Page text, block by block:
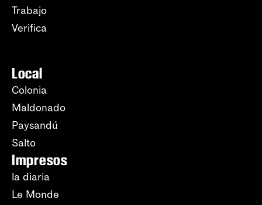
Trabajo
Verifica
Local
Colonia
Maldonado
Paysandú
Salto
Impresos
la diaria
Le Monde